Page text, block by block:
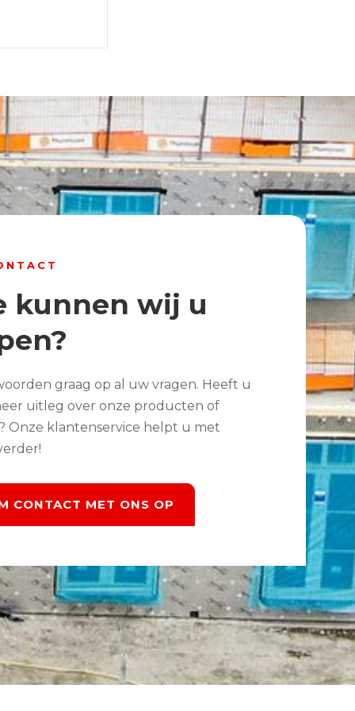
kunnen wij u
graag op al uw vragen. Heeft u
uitleg over onze producten of
Onze klantenservice helpt u met
CONTACT MET ONS OP